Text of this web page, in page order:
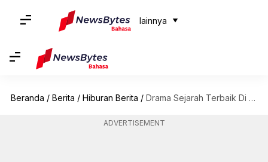
lainnya
Beranda / Berita / Hiburan Berita / Drama Sejarah Terbaik Di Netflix
ADVERTISEMENT